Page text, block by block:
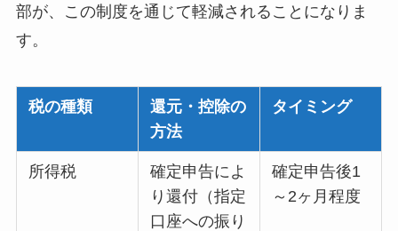
部が、この制度を通じて軽減されることになりま
す。
税の種類
還元・控除の
方法
タイミング
所得税
確定申告によ
り還付（指定
口座への振り
確定申告後1
～2ヶ月程度